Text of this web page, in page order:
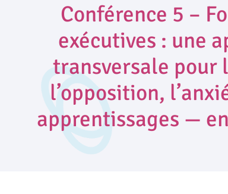
Conférence 5 –
exécutives : une
transversale pour
l’opposition,
apprentissages —